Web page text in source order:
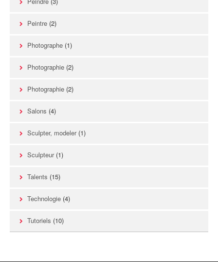
Peintre (2)
Photographe (1)
Photographie (2)
Photographie (2)
Salons (4)
Sculpter, modeler(1)
Sculpteur(1)
Talents (15)
Technologie (4)
Tutoriels (10)